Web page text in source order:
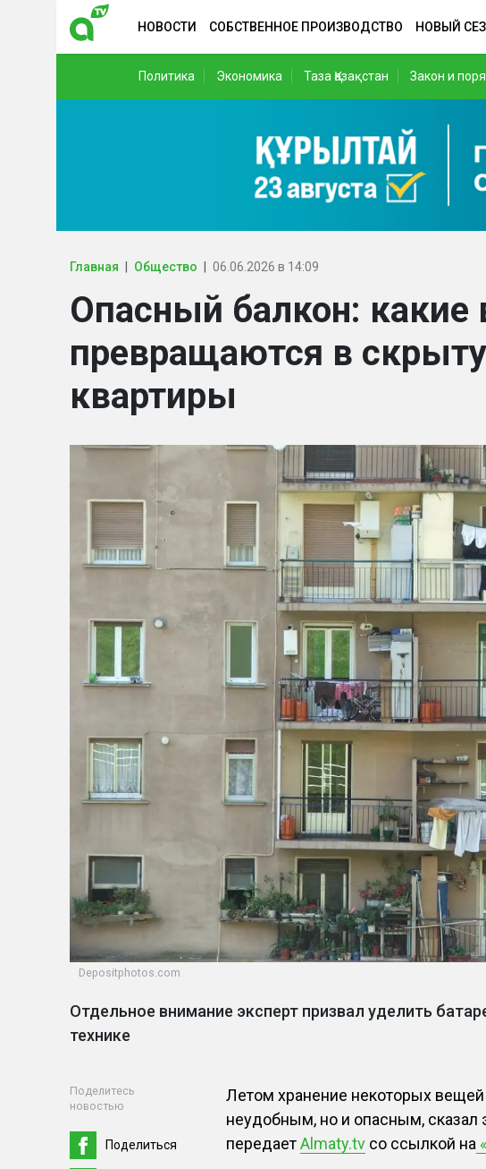
НОВОСТИ СОБСТВЕННОЕ ПРОИЗВОДСТВО НОВЫЙ
Политика Экономика Таза Қазақстан Закон и
Главная Общество 06.06.2026 в 14:09
Опасный балкон:
превращаются в
квартиры
Depositphotos.com
Отдельное внимание эксперт призвал уделить
технике
Поделитесь
новостью
Поделиться
Летом хранение некоторых
неудобным, но и опасным, сказал
передаетAlmaty.tv со ссылкой на